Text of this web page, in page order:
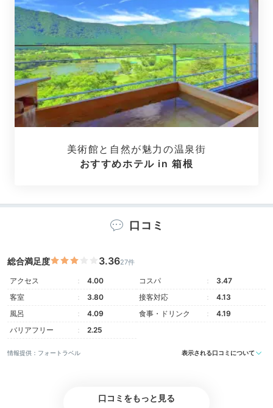
Room
15:30
レトロなお部屋で
穏やかなひと時を
客室は大きく分けて、「昭和棟」「明治棟・萬翠楼」
のゆったりとした空間で、日本の古き良き建築美を感じ
られますよ。
mirisa_travel
美術館と自然が魅力の温泉街
おすすめホテル in 箱根
口コミ
総合満足度 3.3627件
アクセス 4.00 コスパ
3.47
客室
3.80 接客対応
4.13
風呂
4.09 食事・ドリンク
4.19
バリアフリー
2.25
情報提供：フォートラベル 表示される口コミについて
口コミをもっと見る